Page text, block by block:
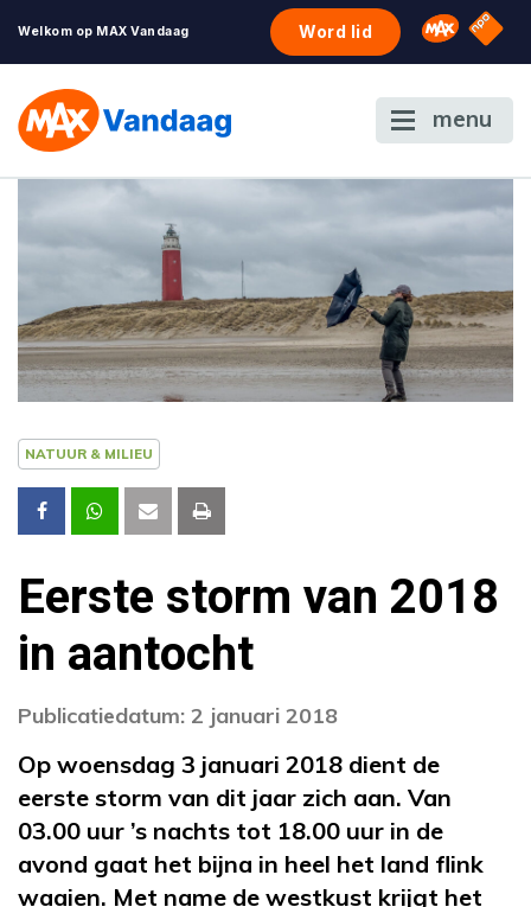
Welkom op MAX Vandaag Word lid Omroep
NPO
menu
NATUUR & MILIEU
Eerste storm van 2018
in aantocht
Publicatiedatum: 2 januari 2018
Op woensdag 3 januari 2018 dient de
eerste storm van dit jaar zich aan. Van
03.00 uur ’s nachts tot 18.00 uur in de
avond gaat het bijna in heel het land flink
waaien. Met name de westkust krijgt het